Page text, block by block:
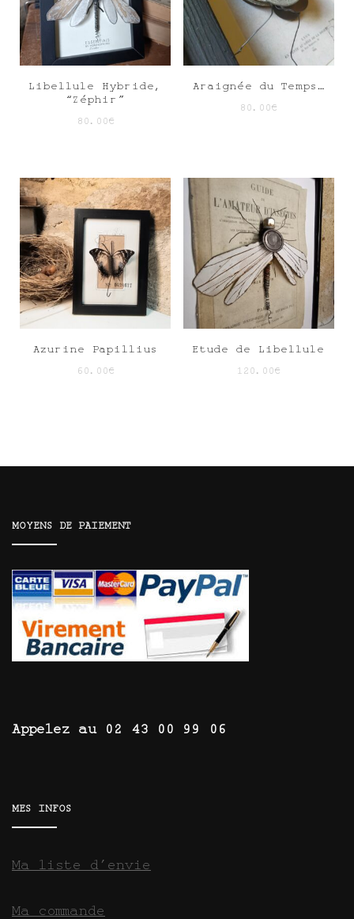
Libellule Hybride,
“Zéphir”
80.00€
Araignée du Temps…
80.00€
Azurine Papillius
60.00€
Etude de Libellule
120.00€
MOYENS DE PAIEMENT
Appelez au 02 43 00 99 06
MES INFOS
Ma liste d’envie
Ma commande